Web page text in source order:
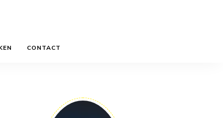
CONTACT